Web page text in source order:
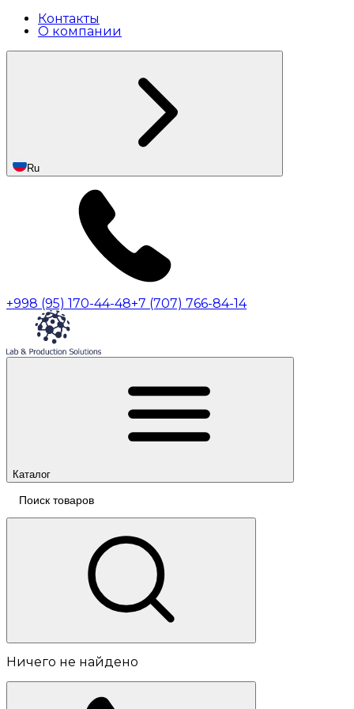
Контакты
О компании
Ru
+998 (95) 170-44-48+7 (707) 766-84-14
Каталог
Ничего не найдено